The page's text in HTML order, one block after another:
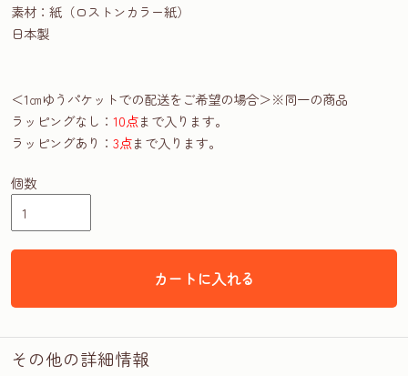
素材：紙（ロストンカラー紙）
日本製
＜1㎝ゆうパケットでの配送をご希望の場合＞※同一の商品
ラッピングなし： 10点まで入ります。
ラッピングあり： 3点まで入ります。
個数
カートに入れる
その他の詳細情報